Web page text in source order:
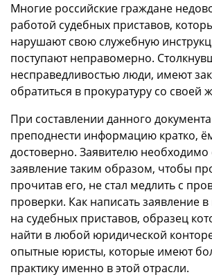
Многие российские граждане
работой судебных приставов,
нарушают свою служебную
поступают неправомерно.
несправедливостью люди, имеют
обратиться в прокуратуру со своей
При составлении данного
преподнести информацию кратко,
достоверно. Заявителю необходимо
заявление таким образом, чтобы
прочитав его, не стал медлить с
проверки. Как написать заявление
на судебных приставов, образец
найти в любой юридической
опытные юристы, которые имеют
практику именно в этой отрасли.